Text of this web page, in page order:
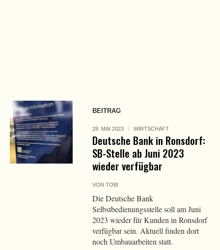
BEITRAG
29. MAI 2023 WIRTSCHAFT
Deutsche Bank in Ronsdorf:
SB-Stelle ab Juni 2023
wieder verfügbar
VONTOBI
Die Deutsche Bank
Selbstbedienungsstelle soll am Juni
2023 wieder für Kunden in Ronsdorf
verfügbar sein. Aktuell finden dort
noch Umbauarbeiten statt.